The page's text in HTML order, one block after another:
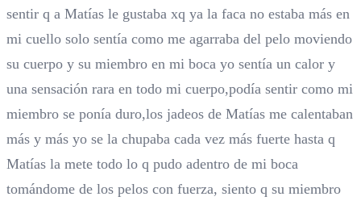
sentir q a Matías le gustaba xq ya la faca no estaba más en
mi cuello solo sentía como me agarraba del pelo moviendo
su cuerpo y su miembro en mi boca yo sentía un calor y
una sensación rara en todo mi cuerpo,podía sentir como mi
miembro se ponía duro,los jadeos de Matías me calentaban
más y más yo se la chupaba cada vez más fuerte hasta q
Matías la mete todo lo q pudo adentro de mi boca
tomándome de los pelos con fuerza, siento q su miembro